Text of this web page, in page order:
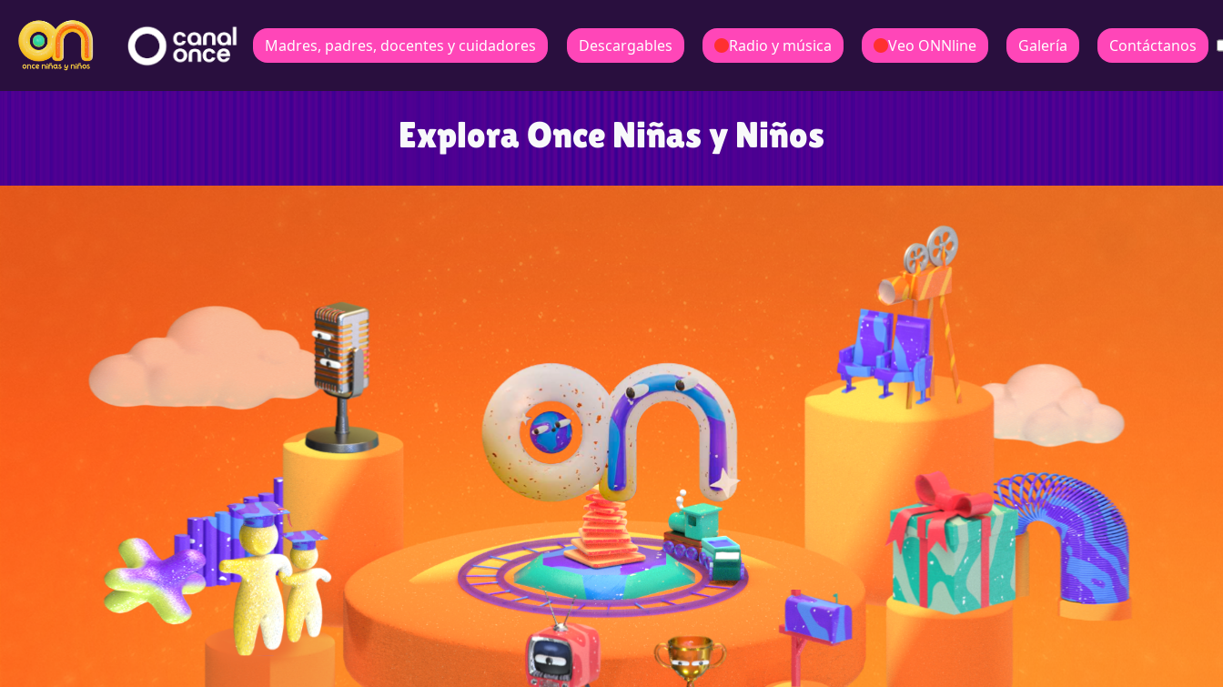
Madres, padres, docentes y cuidadores Descargables Radio y música Veo ONNline Galería Contáctanos
Explora Once Niñas y Niños